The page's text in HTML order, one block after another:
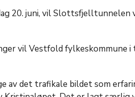
20. juni, vil
vil Vestfold fylkeskommune
av det trafikale bildet som